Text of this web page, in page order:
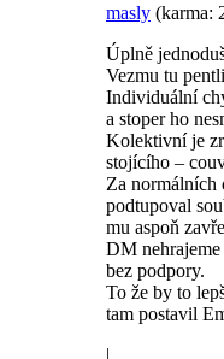
masly (karma:
Úplně
Vezmu tu
Individuální
a stoper ho
Kolektivní je
stojícího –
Za normálních
podtupoval
mu aspoň
DM
bez podpory.
To že by to
tam postavil
|